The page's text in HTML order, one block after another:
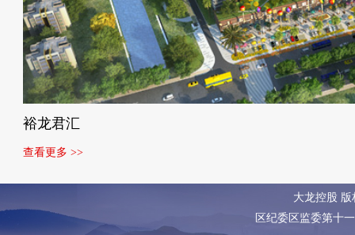
裕龙君汇
查看更多 >>
大龙控股
区纪委区监委第十